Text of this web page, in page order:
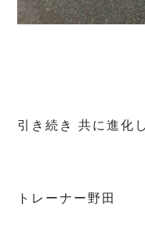
引き続き 共に進化
トレーナー野田